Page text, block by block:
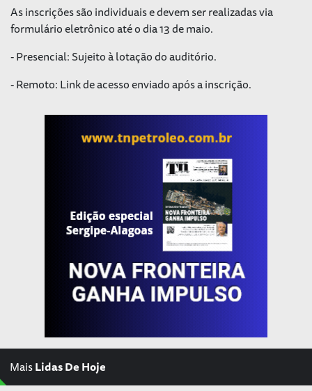
As inscrições são individuais e devem ser realizadas via
formulário eletrônico até o dia 13 de maio.
- Presencial: Sujeito à lotação do auditório.
- Remoto: Link de acesso enviado após a inscrição.
MaisLidas De Hoje